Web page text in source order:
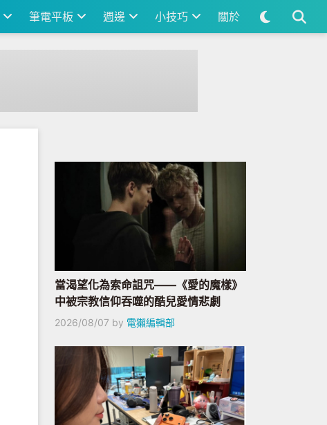
筆電平板 週邊 小技巧 關於
當渴望化為索命詛咒——《愛的魔樣》
中被宗教信仰吞噬的酷兒愛情悲劇
2026/08/07 by 電獺編輯部